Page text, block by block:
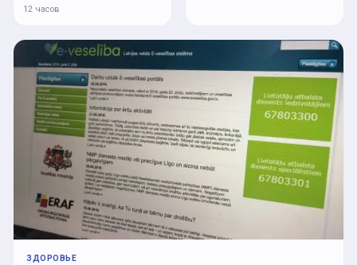
12 часов
ЗДОРОВЬЕ